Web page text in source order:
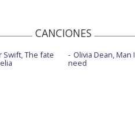
CANCIONES
Swift, The fate Olivia Dean, Man I
need